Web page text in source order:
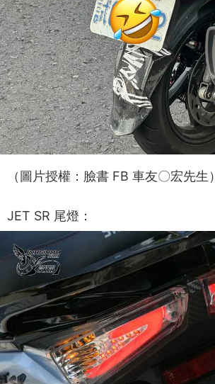
（圖片授權：臉書 FB 車友〇宏先生）
JET SR 尾燈：